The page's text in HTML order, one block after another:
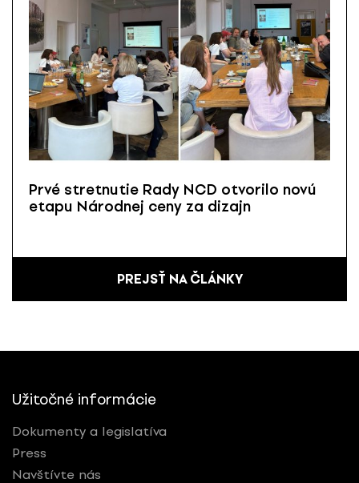
Prvé stretnutie Rady NCD otvorilo novú
etapu Národnej ceny za dizajn
PREJSŤ NA ČLÁNKY
Užitočné informácie
Dokumenty a legislatíva
Press
Navštívte nás